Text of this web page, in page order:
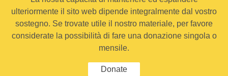
ulteriormente il sito web dipende integralmente dal vostro
sostegno. Se trovate utile il nostro materiale, per favore
considerate la possibilità di fare una donazione singola o
mensile.
Donate